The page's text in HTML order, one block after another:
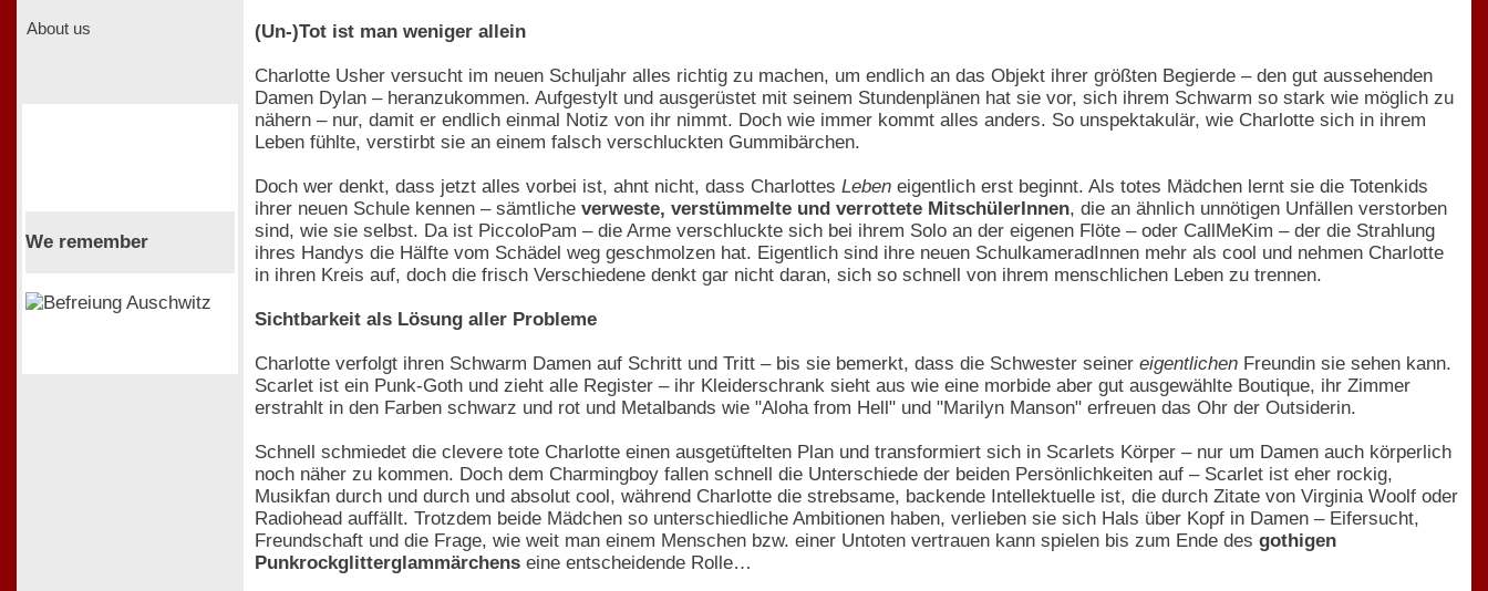
About us
We remember
(Un-)Tot ist man weniger allein
Charlotte Usher versucht im neuen Schuljahr alles richtig zu machen, um endlich an das Objekt ihrer größten Begierde – den gut aussehenden
Damen Dylan – heranzukommen. Aufgestylt und ausgerüstet mit seinem Stundenplänen hat sie vor, sich ihrem Schwarm so stark wie möglich zu
nähern – nur, damit er endlich einmal Notiz von ihr nimmt. Doch wie immer kommt alles anders. So unspektakulär, wie Charlotte sich in ihrem
Leben fühlte, verstirbt sie an einem falsch verschluckten Gummibärchen.
Doch wer denkt, dass jetzt alles vorbei ist, ahnt nicht, dass Charlottes Leben eigentlich erst beginnt. Als totes Mädchen lernt sie die Totenkids
ihrer neuen Schule kennen – sämtliche verweste, verstümmelte und verrottete MitschülerInnen, die an ähnlich unnötigen Unfällen verstorben
sind, wie sie selbst. Da ist PiccoloPam – die Arme verschluckte sich bei ihrem Solo an der eigenen Flöte – oder CallMeKim – der die Strahlung
ihres Handys die Hälfte vom Schädel weg geschmolzen hat. Eigentlich sind ihre neuen SchulkameradInnen mehr als cool und nehmen Charlotte
in ihren Kreis auf, doch die frisch Verschiedene denkt gar nicht daran, sich so schnell von ihrem menschlichen Leben zu trennen.
Sichtbarkeit als Lösung aller Probleme
Charlotte verfolgt ihren Schwarm Damen auf Schritt und Tritt – bis sie bemerkt, dass die Schwester seiner eigentlichen Freundin sie sehen kann.
Scarlet ist ein Punk-Goth und zieht alle Register – ihr Kleiderschrank sieht aus wie eine morbide aber gut ausgewählte Boutique, ihr Zimmer
erstrahlt in den Farben schwarz und rot und Metalbands wie "Aloha from Hell" und "Marilyn Manson" erfreuen das Ohr der Outsiderin.
Schnell schmiedet die clevere tote Charlotte einen ausgetüftelten Plan und transformiert sich in Scarlets Körper – nur um Damen auch körperlich
noch näher zu kommen. Doch dem Charmingboy fallen schnell die Unterschiede der beiden Persönlichkeiten auf – Scarlet ist eher rockig,
Musikfan durch und durch und absolut cool, während Charlotte die strebsame, backende Intellektuelle ist, die durch Zitate von Virginia Woolf oder
Radiohead auffällt. Trotzdem beide Mädchen so unterschiedliche Ambitionen haben, verlieben sie sich Hals über Kopf in Damen – Eifersucht,
Freundschaft und die Frage, wie weit man einem Menschen bzw. einer Untoten vertrauen kann spielen bis zum Ende des gothigen
Punkrockglitterglammärchens eine entscheidende Rolle…